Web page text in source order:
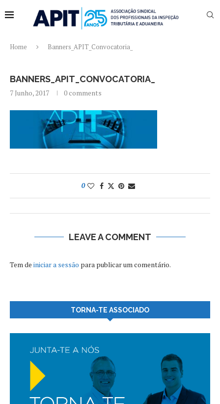
Home Banners_APIT_Convocatoria_
BANNERS_APIT_CONVOCATORIA_
7 Junho, 2017 0 comments
0
LEAVE A COMMENT
Tem de iniciar a sessão para publicar um comentário.
TORNA-TE ASSOCIADO